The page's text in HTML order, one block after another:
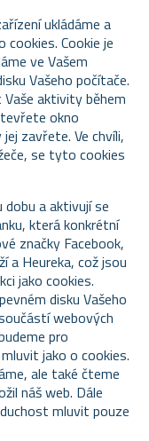
ukládáme a
cookies. Cookie je
ve Vašem
Vašeho počítače.
aktivity během
okno
zavřete. Ve chvíli,
se tyto cookies
a aktivují se
která konkrétní
značky Facebook,
a Heureka, což jsou
jako cookies.
disku Vašeho
webových
pro
jako o cookies.
ale také čteme
náš web. Dále
mluvit pouze